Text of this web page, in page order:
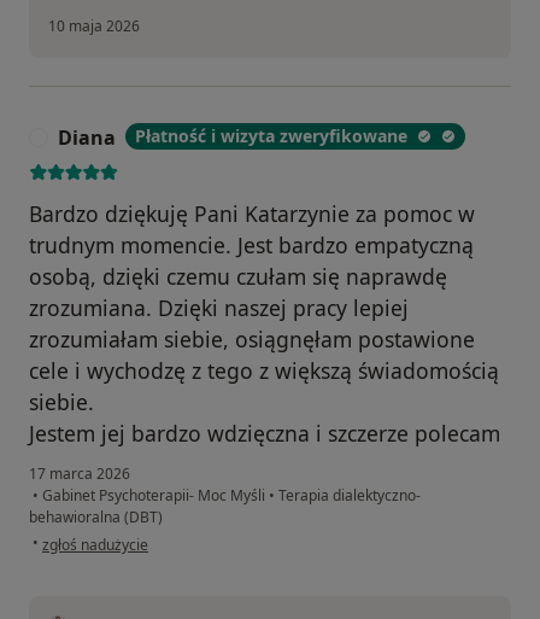
10 maja 2026
Diana Płatność i wizyta zweryfikowane
Bardzo dziękuję Pani Katarzynie za pomoc w
trudnym momencie. Jest bardzo empatyczną
osobą, dzięki czemu czułam się naprawdę
zrozumiana. Dzięki naszej pracy lepiej
zrozumiałam siebie, osiągnęłam postawione
cele i wychodzę z tego z większą świadomością
siebie.
Jestem jej bardzo wdzięczna i szczerze polecam
17 marca 2026
• Gabinet Psychoterapii- Moc Myśli • Terapia dialektyczno-
behawioralna (DBT)
• w opinii użytkownika Diana
zgłoś nadużycie